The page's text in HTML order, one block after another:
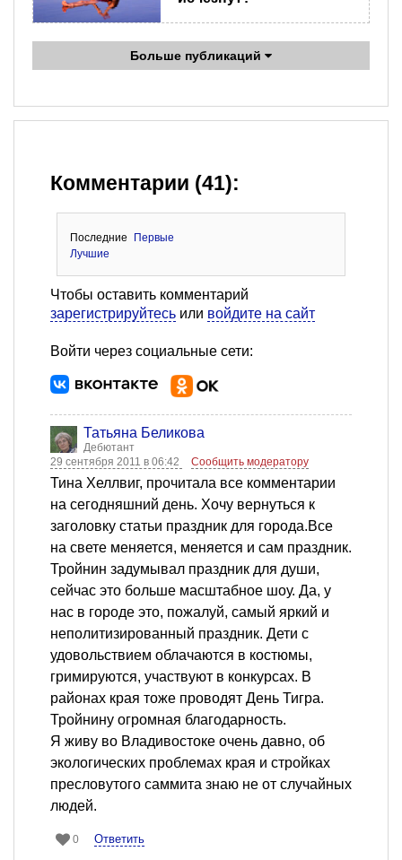
Больше публикаций
Комментарии (41):
Последние
Первые
Лучшие
Чтобы оставить комментарий
зарегистрируйтесь или войдите на сайт
Войти через социальные сети:
Татьяна Беликова
Дебютант
29 сентября 2011 в 06:42
Сообщить модератору
Тина Хеллвиг, прочитала все комментарии
на сегодняшний день. Хочу вернуться к
заголовку статьи праздник для города.Все
на свете меняется, меняется и сам праздник.
Тройнин задумывал праздник для души,
сейчас это больше масштабное шоу. Да, у
нас в городе это, пожалуй, самый яркий и
неполитизированный праздник. Дети с
удовольствием облачаются в костюмы,
гримируются, участвуют в конкурсах. В
районах края тоже проводят День Тигра.
Тройнину огромная благодарность.
Я живу во Владивостоке очень давно, об
экологических проблемах края и стройках
пресловутого саммита знаю не от случайных
людей.
0 Ответить